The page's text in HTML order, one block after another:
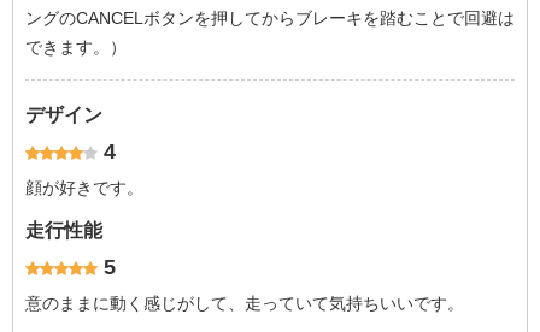
ングのCANCELボタンを押してからブレーキを踏むことで回避は
できます。）
デザイン
4
顔が好きです。
走行性能
5
意のままに動く感じがして、走っていて気持ちいいです。